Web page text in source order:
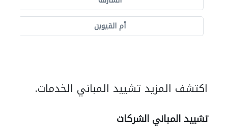
أم القيوين
اكتشف المزيد تشييد المباني الخدمات.
تشييد المباني الشركات